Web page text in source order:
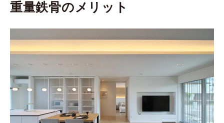
重量鉄骨のメリット